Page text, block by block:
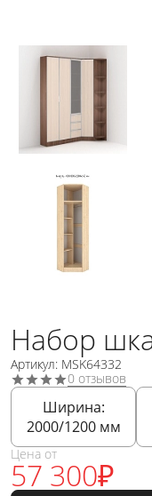
Набор
Артикул: MSK64332
0 отзывов
Ширина:
2000/1200мм
Цена от
57 300₽